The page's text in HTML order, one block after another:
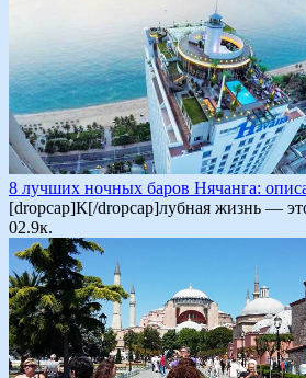
8 лучших ночных баров Нячанга:
[dropcap]К[/dropcap]лубная жизнь —
02.9к.